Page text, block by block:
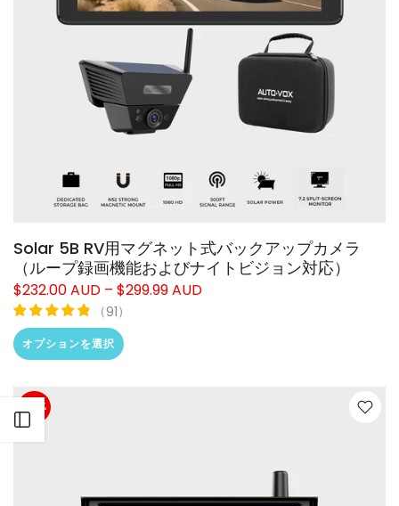
サイドバーを開く
Solar 5B RV用マグネット式バックアップカメラ
（ループ録画機能およびナイトビジョン対応）
$232.00 AUD – $299.99 AUD
（91）
オプションを選択
-28%